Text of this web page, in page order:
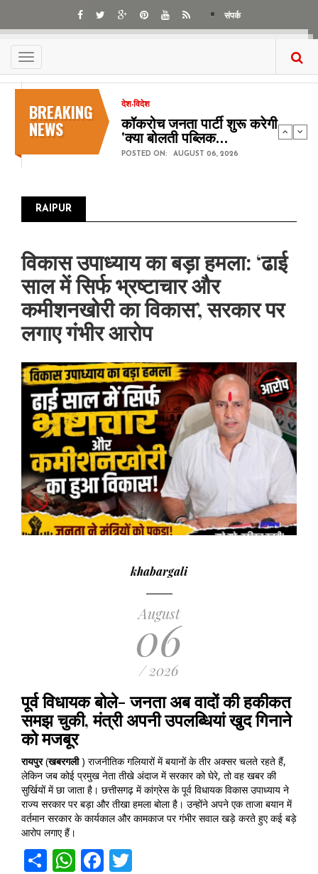
main
content
संपर्क
Toggle
navigation
BREAKING
NEWS
देश-विदेश
कॉकरोच जनता पार्टी शुरू करेगी
'क्या बोलती पब्लिक…
POSTED ON: AUGUST 06, 2026
RAIPUR
विकास उपाध्याय का बड़ा हमला: ‘ढाई
साल में सिर्फ भ्रष्टाचार और
कमीशनखोरी का विकास’, सरकार पर
लगाए गंभीर आरोप
khabargali
August
06
/ 2026
पूर्व विधायक बोले- जनता अब वादों की हकीकत
समझ चुकी, मंत्री अपनी उपलब्धियां खुद गिनाने
को मजबूर
रायपुर(खबरगली) राजनीतिक गलियारों में बयानों के तीर अक्सर चलते रहते हैं,
लेकिन जब कोई प्रमुख नेता तीखे अंदाज में सरकार को घेरे, तो वह खबर की
सुर्खियों में छा जाता है। छत्तीसगढ़ में कांग्रेस के पूर्व विधायक विकास उपाध्याय ने
राज्य सरकार पर बड़ा और तीखा हमला बोला है। उन्होंने अपने एक ताजा बयान में
वर्तमान सरकार के कार्यकाल और कामकाज पर गंभीर सवाल खड़े करते हुए कई बड़े
आरोप लगाए हैं।
ShareWhatsApp
Facebook
Pagination